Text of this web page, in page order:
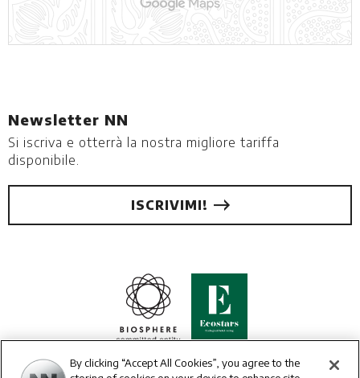
Newsletter NN
Si iscriva e otterrà la nostra migliore tariffa
disponibile.
ISCRIVIMI!
By clicking “Accept All Cookies”, you agree to the